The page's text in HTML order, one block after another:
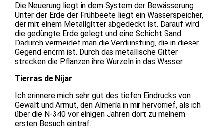
Die Neuerung liegt in dem System der Bewässerung.
Unter der Erde der Frühbeete liegt ein Wasserspeicher,
der mit einem Metallgitter abgedeckt ist. Darauf wird
die gedüngte Erde gelegt und eine Schicht Sand.
Dadurch vermeidet man die Verdunstung, die in dieser
Gegend enorm ist. Durch das metallische Gitter
strecken die Pflanzen ihre Wurzeln in das Wasser.
Tierras de Nijar
Ich erinnere mich sehr gut des tiefen Eindrucks von
Gewalt und Armut, den Almería in mir hervorrief, als ich
über die N-340 vor einigen Jahren dort zu meinem
ersten Besuch eintraf.